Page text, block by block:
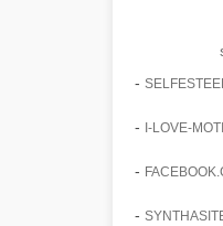
-
- I-LOVE-
-
-